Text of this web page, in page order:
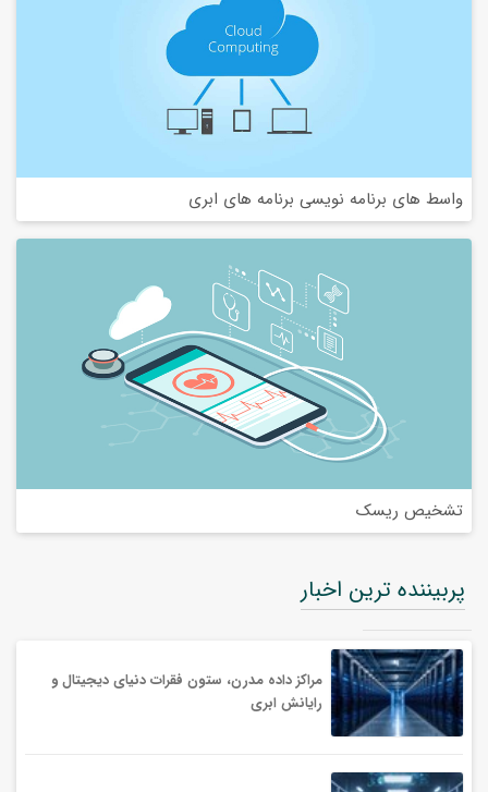
واسط های برنامه نویسی برنامه های ابری
تشخیص ریسک
پربیننده ترین اخبار
مراکز داده مدرن، ستون فقرات دنیای دیجیتال و
رایانش ابری